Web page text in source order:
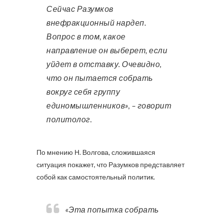
Сейчас Разумков
внефракционный нардеп.
Вопрос в том, какое
направление он выберет, если
уйдет в отставку. Очевидно,
что он пытается собрать
вокруг себя группу
единомышленников», – говорит
политолог.
По мнению Н. Волгова, сложившаяся
ситуация покажет, что Разумков представляет
собой как самостоятельный политик.
«Эта попытка собрать